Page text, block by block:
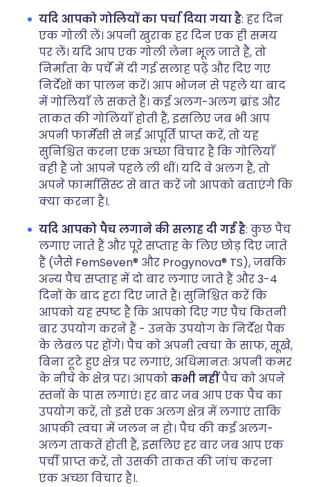
यदि आपको गोलियों का पर्चा दिया गया है: हर दिन
एक गोली लें। अपनी खुराक हर दिन एक ही समय
पर लें। यदि आप एक गोली लेना भूल जाते हैं, तो
निर्माता के पर्चे में दी गई सलाह पढ़ें और दिए गए
निर्देशों का पालन करें। आप भोजन से पहले या बाद
में गोलियाँ ले सकते हैं। कई अलग-अलग ब्रांड और
ताकत की गोलियाँ होती हैं, इसलिए जब भी आप
अपनी फार्मेसी से नई आपूर्ति प्राप्त करें, तो यह
सुनिश्चित करना एक अच्छा विचार है कि गोलियाँ
वही हैं जो आपने पहले ली थीं। यदि वे अलग हैं, तो
अपने फार्मासिस्ट से बात करें जो आपको बताएंगे कि
क्या करना है।.
यदि आपको पैच लगाने की सलाह दी गई है: कुछ पैच
लगाए जाते हैं और पूरे सप्ताह के लिए छोड़ दिए जाते
हैं (जैसे FemSeven® और Progynova® TS), जबकि
अन्य पैच सप्ताह में दो बार लगाए जाते हैं और 3-4
दिनों के बाद हटा दिए जाते हैं। सुनिश्चित करें कि
आपको यह स्पष्ट है कि आपको दिए गए पैच कितनी
बार उपयोग करने हैं - उनके उपयोग के निर्देश पैक
के लेबल पर होंगे। पैच को अपनी त्वचा के साफ, सूखे,
बिना टूटे हुए क्षेत्र पर लगाएं, अधिमानतः अपनी कमर
के नीचे के क्षेत्र पर। आपकोकभी नहींपैच को अपने
स्तनों के पास लगाएं। हर बार जब आप एक पैच का
उपयोग करें, तो इसे एक अलग क्षेत्र में लगाएं ताकि
आपकी त्वचा में जलन न हो। पैच की कई अलग-
अलग ताकतें होती हैं, इसलिए हर बार जब आप एक
पर्ची प्राप्त करें, तो उसकी ताकत की जांच करना
एक अच्छा विचार है।.